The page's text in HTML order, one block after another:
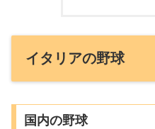
イタリアの野球
国内の野球